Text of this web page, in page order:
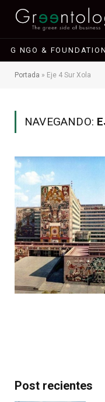
G NGO &
Portada » Eje 4 Sur Xola
NAVEGANDO:
Post recientes